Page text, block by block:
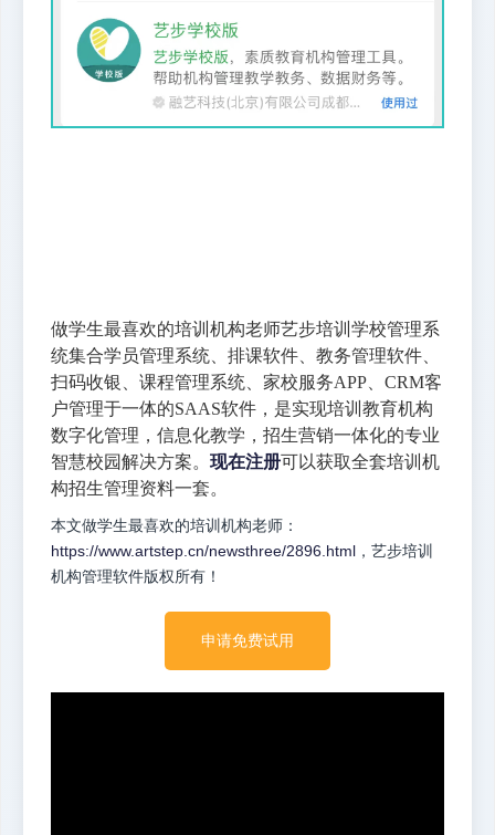
做学生最喜欢的培训机构老师艺步培训学校管理系
统集合学员管理系统、排课软件、教务管理软件、
扫码收银、课程管理系统、家校服务APP、CRM客
户管理于一体的SAAS软件，是实现培训教育机构
数字化管理，信息化教学，招生营销一体化的专业
智慧校园解决方案。 现在注册可以获取全套培训机
构招生管理资料一套。
本文做学生最喜欢的培训机构老师：
https://www.artstep.cn/newsthree/2896.html ，艺步培训
机构管理软件版权所有！
申请免费试用